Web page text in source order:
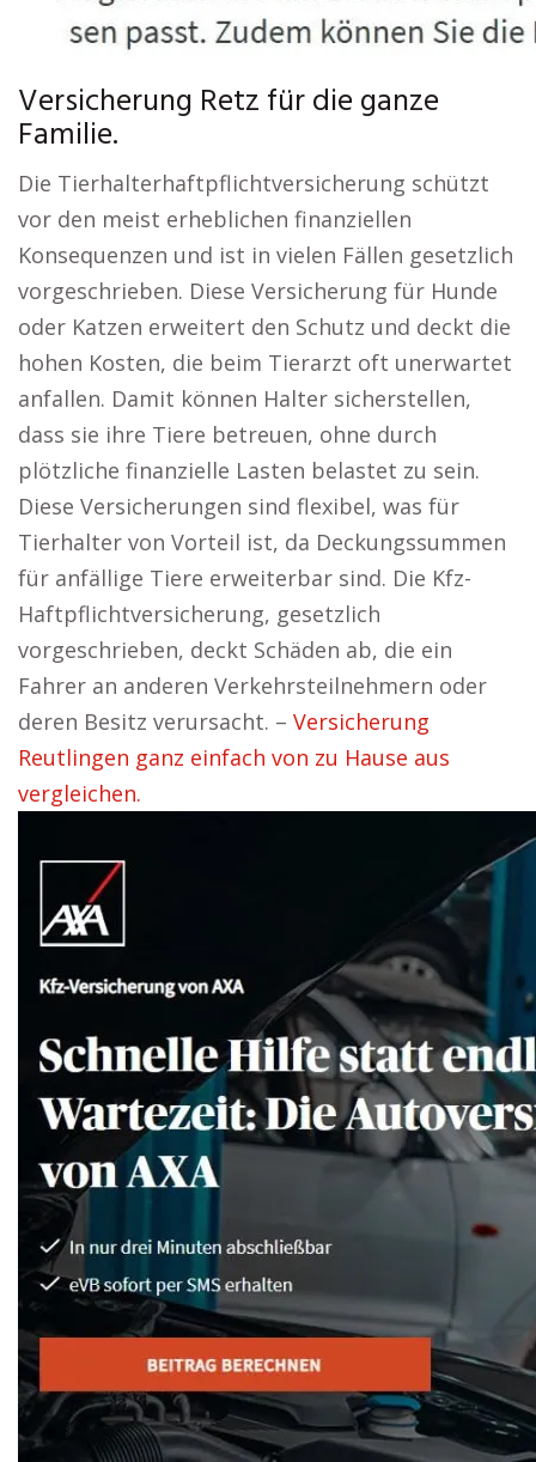
Versicherung Retz für die ganze
Familie.
Die Tierhalterhaftpflichtversicherung schützt
vor den meist erheblichen finanziellen
Konsequenzen und ist in vielen Fällen gesetzlich
vorgeschrieben. Diese Versicherung für Hunde
oder Katzen erweitert den Schutz und deckt die
hohen Kosten, die beim Tierarzt oft unerwartet
anfallen. Damit können Halter sicherstellen,
dass sie ihre Tiere betreuen, ohne durch
plötzliche finanzielle Lasten belastet zu sein.
Diese Versicherungen sind flexibel, was für
Tierhalter von Vorteil ist, da Deckungssummen
für anfällige Tiere erweiterbar sind. Die Kfz-
Haftpflichtversicherung, gesetzlich
vorgeschrieben, deckt Schäden ab, die ein
Fahrer an anderen Verkehrsteilnehmern oder
deren Besitz verursacht. – Versicherung
Reutlingen ganz einfach von zu Hause aus
vergleichen.